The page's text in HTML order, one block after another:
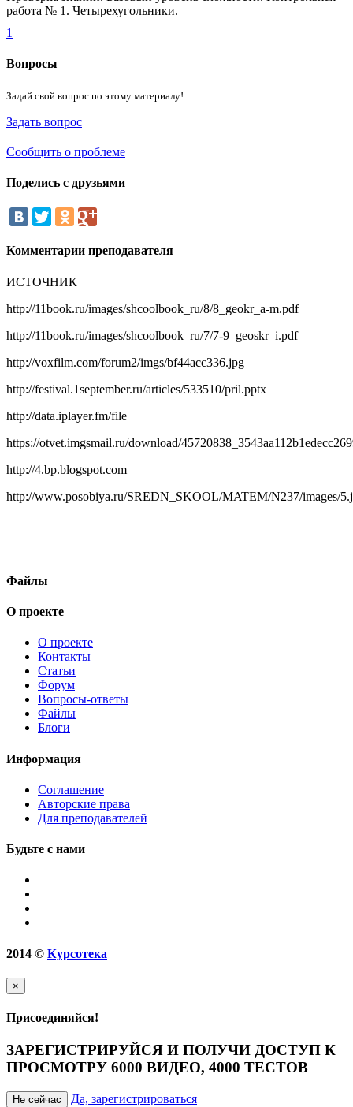
работа № 1. Четырехугольники.
1
Вопросы
Задай свой вопрос по этому материалу!
Задать вопрос
Сообщить о проблеме
Поделись с друзьями
Комментарии преподавателя
ИСТОЧНИК
http://11book.ru/images/shcoolbook_ru/8/8_geokr_a-m.pdf
http://11book.ru/images/shcoolbook_ru/7/7-9_geoskr_i.pdf
http://voxfilm.com/forum2/imgs/bf44acc336.jpg
http://festival.1september.ru/articles/533510/pril.pptx
http://data.iplayer.fm/file
https://otvet.imgsmail.ru/download/
http://4.bp.blogspot.com
http://www.posobiya.ru/SREDN_SKOOL/MATEM/N237/images/
Файлы
О проекте
О проекте
Контакты
Статьи
Форум
Вопросы-ответы
Файлы
Блоги
Информация
Соглашение
Авторские права
Для преподавателей
Будьте с нами
2014 © Курсотека
×
Присоединяйся!
ЗАРЕГИСТРИРУЙСЯ И ПОЛУЧИ ДОСТУП К
ПРОСМОТРУ 6000 ВИДЕО, 4000 ТЕСТОВ
Не сейчас Да, зарегистрироваться